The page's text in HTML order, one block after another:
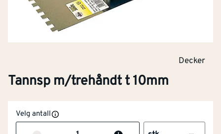
Decker
Tannsp m/trehåndt t 10mm
Velg antall